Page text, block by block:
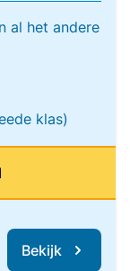
al het andere
klas)
Bekijk